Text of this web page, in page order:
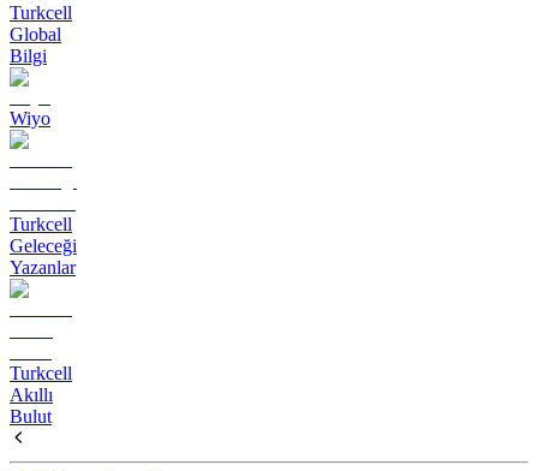
Turkcell
Global
Bilgi
Wiyo
Turkcell
Geleceği
Yazanlar
Turkcell
Akıllı
Bulut